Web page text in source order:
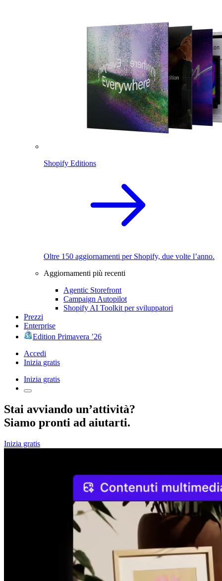
Shopify Editions
Oltre 150 aggiornamenti per Shopify, due volte l’anno.
Aggiornamenti più recenti
Agentic Storefront
Campaign Autopilot
Shopify AI Toolkit per sviluppatori
Prezzi
Enterprise
Edition Primavera ’26
Accedi
Inizia gratis
Inizia gratis
Stai avviando un’attività?
Siamo pronti ad aiutarti.
Inizia gratis